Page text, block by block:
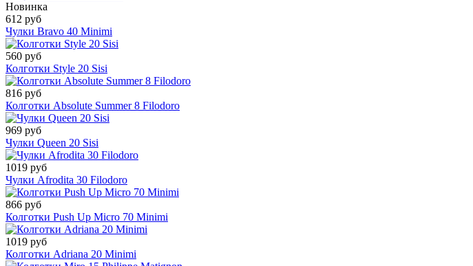
Новинка
612 руб
Чулки Bravo 40 Minimi
560 руб
Колготки Style 20 Sisi
816 руб
Колготки Absolute Summer 8 Filodoro
969 руб
Чулки Queen 20 Sisi
1019 руб
Чулки Afrodita 30 Filodoro
866 руб
Колготки Push Up Micro 70 Minimi
1019 руб
Колготки Adriana 20 Minimi